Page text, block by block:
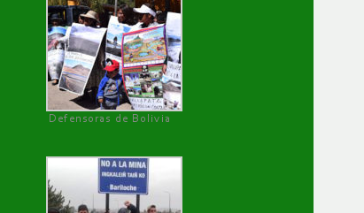
Defensoras de Bolivia